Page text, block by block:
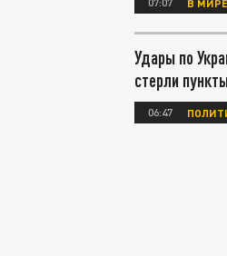
В МИРЕ
Удары по
стерли
06:47